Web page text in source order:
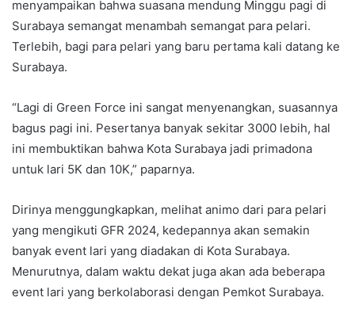
menyampaikan bahwa suasana mendung Minggu pagi di
Surabaya semangat menambah semangat para pelari.
Terlebih, bagi para pelari yang baru pertama kali datang ke
Surabaya.
“Lagi di Green Force ini sangat menyenangkan, suasannya
bagus pagi ini. Pesertanya banyak sekitar 3000 lebih, hal
ini membuktikan bahwa Kota Surabaya jadi primadona
untuk lari 5K dan 10K,” paparnya.
Dirinya menggungkapkan, melihat animo dari para pelari
yang mengikuti GFR 2024, kedepannya akan semakin
banyak event lari yang diadakan di Kota Surabaya.
Menurutnya, dalam waktu dekat juga akan ada beberapa
event lari yang berkolaborasi dengan Pemkot Surabaya.